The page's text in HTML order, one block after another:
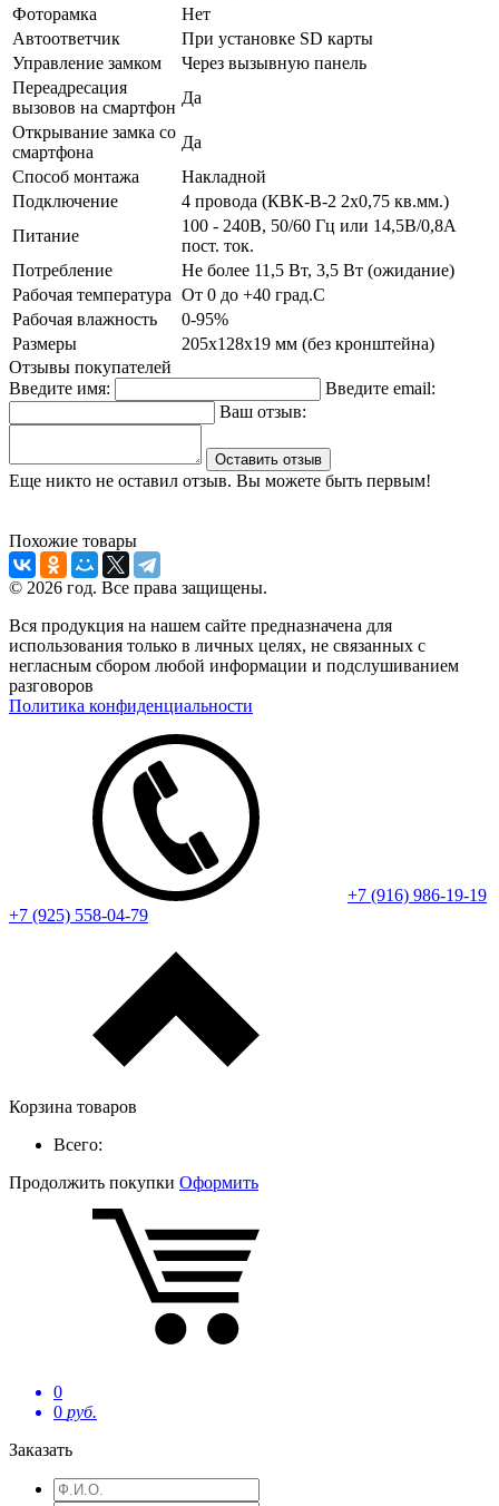
Фоторамка
Нет
Автоответчик
При установке SD карты
Управление замком
Через вызывную панель
Переадресация
вызовов на смартфон
Да
Открывание замка со
смартфона
Да
Способ монтажа
Накладной
Подключение
4 провода (КВК-В-2 2х0,75 кв.мм.)
Питание
100 - 240В, 50/60 Гц или 14,5В/0,8А
пост. ток.
Потребление
Не более 11,5 Вт, 3,5 Вт (ожидание)
Рабочая температура От 0 до +40 град.С
Рабочая влажность
0-95%
Размеры
205х128х19 мм (без кронштейна)
Отзывы покупателей
Введите имя:
Введите email:
Ваш отзыв:
Оставить отзыв
Еще никто не оставил отзыв. Вы можете быть первым!
Похожие товары
© 2026 год. Все права защищены.
Вся продукция на нашем сайте предназначена для
использования только в личных целях, не связанных с
негласным сбором любой информации и подслушиванием
разговоров
Политика конфиденциальности
+7 (916) 986-19-19
+7 (925) 558-04-79
Корзина товаров
Всего:
Продолжить покупки Оформить
0
0 руб.
Заказать